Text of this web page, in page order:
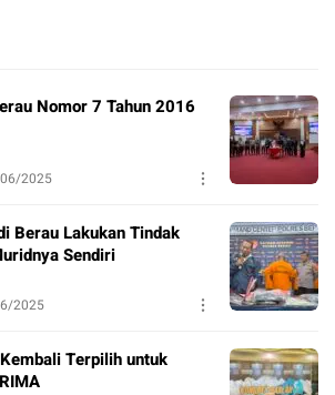
Nomor 7 Tahun 2016
2025
Berau Lakukan Tindak
Sendiri
2025
Terpilih untuk